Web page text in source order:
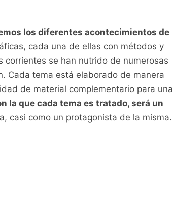
los diferentes acontecimientos de
cada una de ellas con métodos y
se han nutrido de numerosas
Cada tema está elaborado de manera
de material complementario para una
la que cada tema es tratado, será un
casi como un protagonista de la misma.